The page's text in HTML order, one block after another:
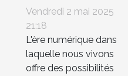
avec des
logiciels
interactifs pour
enfants
Vendredi 2 mai 2025
21:18
L'ère numérique dans
laquelle nous vivons
offre des possibilités